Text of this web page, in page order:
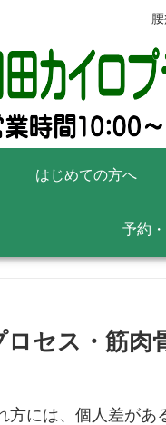
はじめての方へ
予約
セス・筋肉
方には、個人差があ